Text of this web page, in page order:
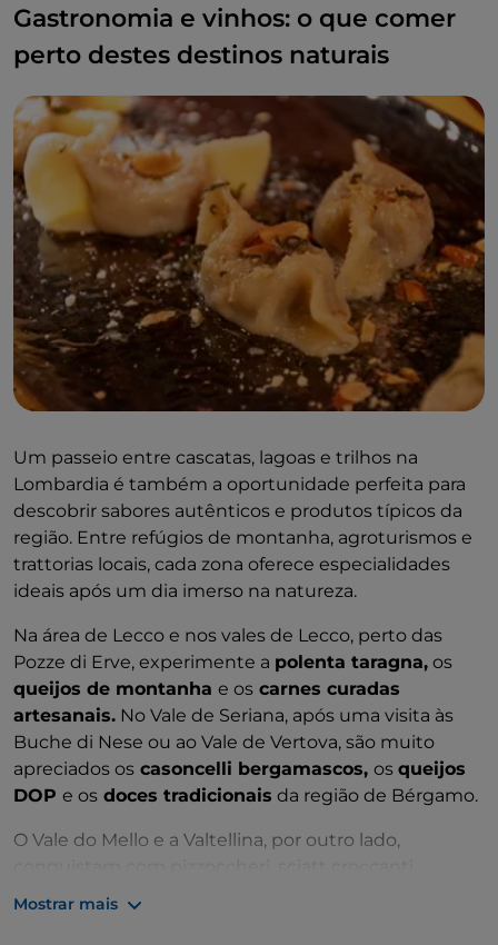
Gastronomia e vinhos: o que comer
perto destes destinos naturais
Um passeio entre cascatas, lagoas e trilhos na
Lombardia é também a oportunidade perfeita para
descobrir sabores autênticos e produtos típicos da
região. Entre refúgios de montanha, agroturismos e
trattorias locais, cada zona oferece especialidades
ideais após um dia imerso na natureza.
Na área de Lecco e nos vales de Lecco, perto das
Pozze di Erve, experimente a polenta taragna, os
queijos de montanha e os carnes curadas
artesanais. No Vale de Seriana, após uma visita às
Buche di Nese ou ao Vale de Vertova, são muito
apreciados os casoncelli bergamascos, os queijos
DOP e os doces tradicionais da região de Bérgamo.
O Vale do Mello e a Valtellina, por outro lado,
bresaola e vinhos da Valtellina, perfeitos para uma
Mostrar mais